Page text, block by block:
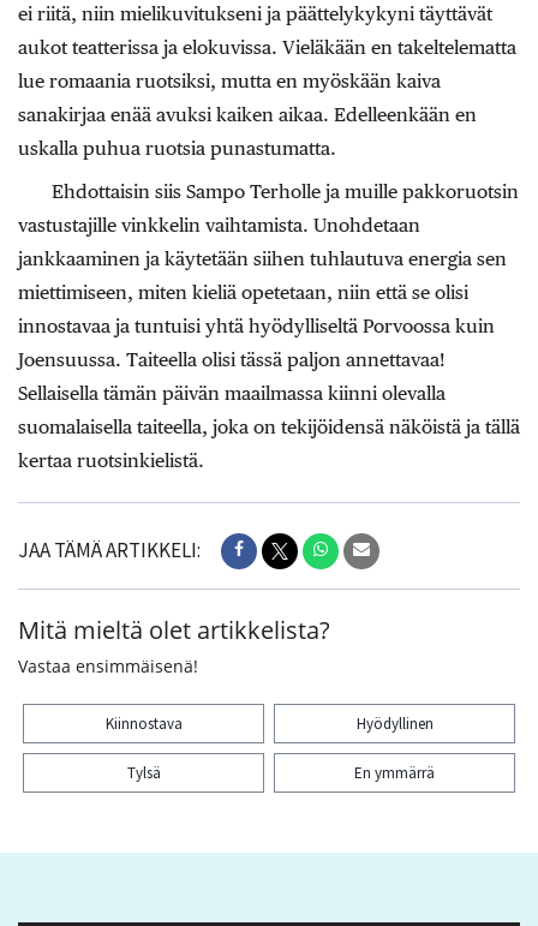
ei riitä, niin mielikuvitukseni ja päättelykykyni täyttävät
aukot teatterissa ja elokuvissa. Vieläkään en takeltelematta
lue romaania ruotsiksi, mutta en myöskään kaiva
sanakirjaa enää avuksi kaiken aikaa. Edelleenkään en
uskalla puhua ruotsia punastumatta.
Ehdottaisin siis Sampo Terholle ja muille pakkoruotsin
vastustajille vinkkelin vaihtamista. Unohdetaan
jankkaaminen ja käytetään siihen tuhlautuva energia sen
miettimiseen, miten kieliä opetetaan, niin että se olisi
innostavaa ja tuntuisi yhtä hyödylliseltä Porvoossa kuin
Joensuussa. Taiteella olisi tässä paljon annettavaa!
Sellaisella tämän päivän maailmassa kiinni olevalla
suomalaisella taiteella, joka on tekijöidensä näköistä ja tällä
kertaa ruotsinkielistä.
JAA TÄMÄ ARTIKKELI:
Mitä mieltä olet artikkelista?
Vastaa ensimmäisenä!
Kiinnostava Hyödyllinen
Tylsä En ymmärrä